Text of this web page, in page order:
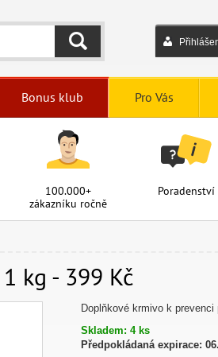
HLEDAT
Bonus klub Pro Vás
100.000+
zákazníku ročně
Poradenství
kg - 399 Kč
Doplňkové krmivo k
Skladem: 4 ks
Předpokládaná expirace: